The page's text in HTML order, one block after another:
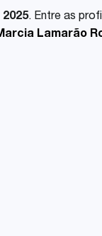
. Entre as
Lamarão